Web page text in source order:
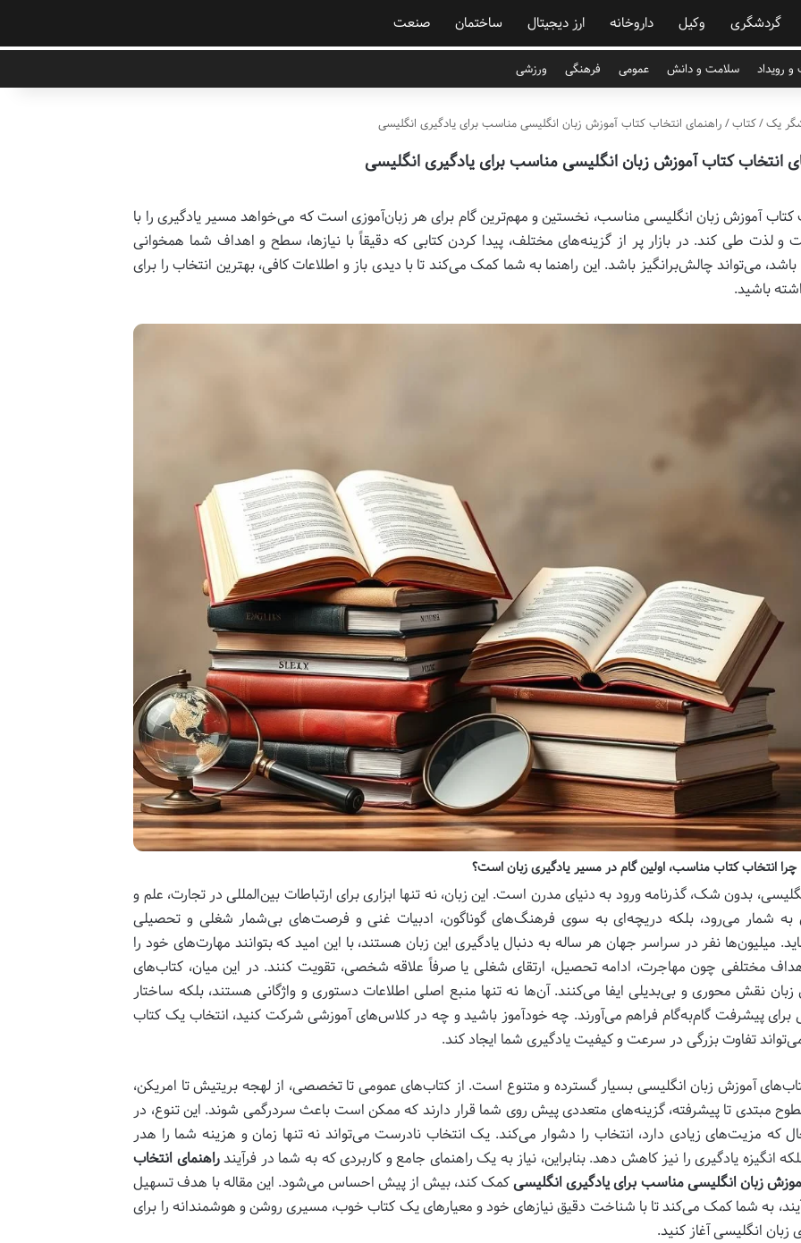
گردشگری وکیل داروخانه ارز دیجیتال ساختمان صنعت
رویداد سلامت و دانش عمومی فرهنگی ورزشی
یک/کتاب/ راهنمای انتخاب کتاب آموزش زبان انگلیسی مناسب برای یادگیری انگلیسی
انتخاب کتاب آموزش زبان انگلیسی مناسب برای یادگیری انگلیسی
کتاب آموزش زبان انگلیسی مناسب، نخستین و مهم‌ترین گام برای هر زبان‌آموزی است که می‌خواهد مسیر یادگیری را با
و لذت طی کند. در بازار پر از گزینه‌های مختلف، پیدا کردن کتابی که دقیقاً با نیازها، سطح و اهداف شما همخوانی
می‌تواند چالش‌برانگیز باشد. این راهنما به شما کمک می‌کند تا با دیدی باز و اطلاعات کافی، بهترین انتخاب را برای
باشید.
انتخاب کتاب مناسب، اولین گام در مسیر یادگیری زبان است؟
بدون شک، گذرنامه ورود به دنیای مدرن است. این زبان، نه تنها ابزاری برای ارتباطات بین‌المللی در تجارت، علم و
به شمار می‌رود، بلکه دریچه‌ای به سوی فرهنگ‌های گوناگون، ادبیات غنی و فرصت‌های بی‌شمار شغلی و تحصیلی
میلیون‌ها نفر در سراسر جهان هر ساله به دنبال یادگیری این زبان هستند، با این امید که بتوانند مهارت‌های خود را
مختلفی چون مهاجرت، ادامه تحصیل، ارتقای شغلی یا صرفاً علاقه شخصی، تقویت کنند. در این میان، کتاب‌های
نقش محوری و بی‌بدیلی ایفا می‌کنند. آن‌ها نه تنها منبع اصلی اطلاعات دستوری و واژگانی هستند، بلکه ساختار
برای پیشرفت گام‌به‌گام فراهم می‌آورند. چه خودآموز باشید و چه در کلاس‌های آموزشی شرکت کنید، انتخاب یک کتاب
تفاوت بزرگی در سرعت و کیفیت یادگیری شما ایجاد کند.
آموزش زبان انگلیسی بسیار گسترده و متنوع است. از کتاب‌های عمومی تا تخصصی، از لهجه بریتیش تا امریکن،
مبتدی تا پیشرفته، گزینه‌های متعددی پیش روی شما قرار دارند که ممکن است باعث سردرگمی شوند. این تنوع، در
که مزیت‌های زیادی دارد، انتخاب را دشوار می‌کند. یک انتخاب نادرست می‌تواند نه تنها زمان و هزینه شما را هدر
انگیزه یادگیری را نیز کاهش دهد. بنابراین، نیاز به یک راهنمای جامع و کاربردی که به شما در فرآیندراهنمای انتخاب
زبان انگلیسی مناسب برای یادگیری انگلیسیکمک کند، بیش از پیش احساس می‌شود. این مقاله با هدف تسهیل
به شما کمک می‌کند تا با شناخت دقیق نیازهای خود و معیارهای یک کتاب خوب، مسیری روشن و هوشمندانه را برای
زبان انگلیسی آغاز کنید.